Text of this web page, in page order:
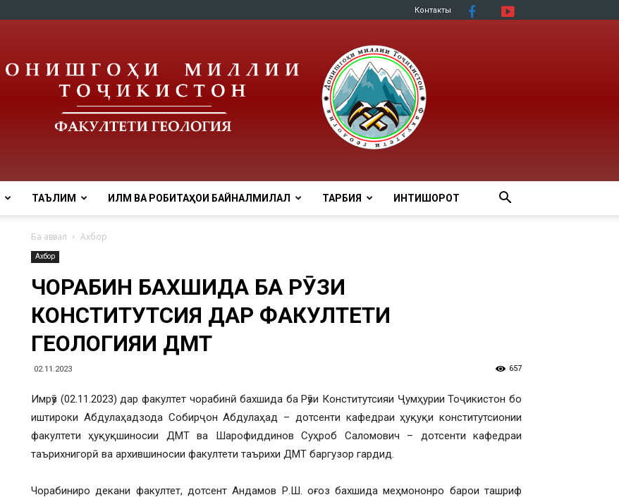
Контакты
ТАЪЛИМ ИЛМ ВА РОБИТАҲОИ БАЙНАЛМИЛАЛӢ ТАРБИЯ ИНТИШОРОТ
Ба аввал Ахбор
Ахбор
ЧОРАБИНӢ БАХШИДА БА РӮЗИ
КОНСТИТУТСИЯ ДАР ФАКУЛТЕТИ
ГЕОЛОГИЯИ ДМТ
02.11.2023 657
Имрӯз (02.11.2023) дар факултет чорабинӣ бахшида ба Рӯзи Конститутсияи Ҷумҳурии Тоҷикистон бо
иштироки Абдулаҳадзода Собирҷон Абдулаҳад – дотсенти кафедраи ҳуқуқи конститутсионии
факултети ҳуқуқшиносии ДМТ ва Шарофиддинов Суҳроб Саломович – дотсенти кафедраи
таърихнигорӣ ва архившиносии факултети таърихи ДМТ баргузор гардид.
Чорабиниро декани факултет, дотсент Андамов Р.Ш. оғоз бахшида меҳмононро барои ташриф